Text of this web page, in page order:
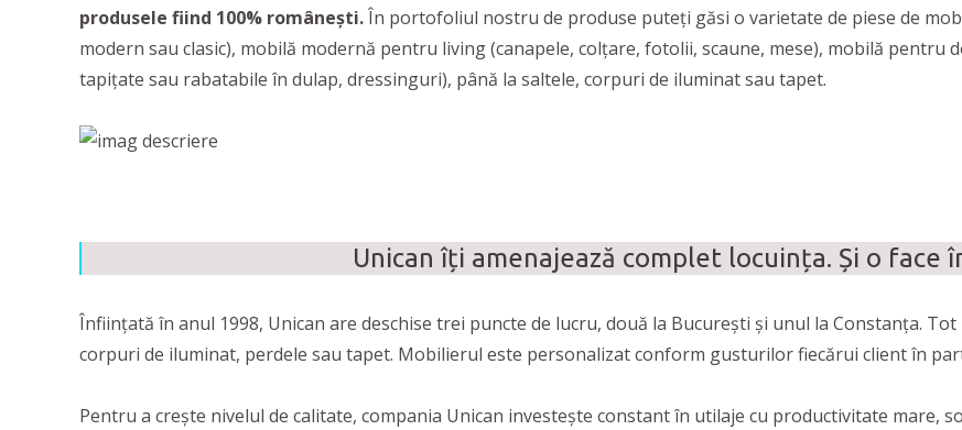
produsele fiind 100% românești.În portofoliul nostru de produse puteți găsi o varietate de piese de
modern sau clasic), mobilă modernă pentru living (canapele, colțare, fotolii, scaune, mese), mobilă pentru
tapițate sau rabatabile în dulap, dressinguri), până la saltele, corpuri de iluminat sau tapet.
Unican îți amenajează complet locuința. Și o face
Înființată în anul 1998, Unican are deschise trei puncte de lucru, două la București și unul la Constanța.
corpuri de iluminat, perdele sau tapet. Mobilierul este personalizat conform gusturilor fiecărui client în
Pentru a crește nivelul de calitate, compania Unican investește constant în utilaje cu productivitate mare,